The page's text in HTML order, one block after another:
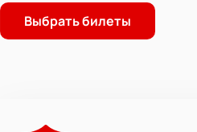
Выбрать билеты